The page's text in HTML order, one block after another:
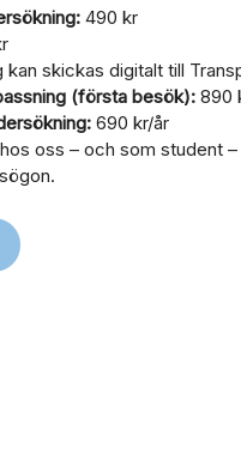
490 kr
kan skickas digitalt till
(första besök): 890
690 kr/år
oss – och som student